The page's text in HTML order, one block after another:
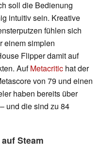
soll die Bedienung
intuitiv sein. Kreative
fühlen sich
einem simplen
Flipper damit auf
AufMetacritic hat der
von 79 und einen
haben bereits über
und die sind zu 84
Steam